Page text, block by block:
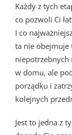
Każdy z tych
co pozwoli Ci
I co
ta nie obejmuje
niepotrzebnych
w domu, ale
porządku i
kolejnych
Jest to jedna z